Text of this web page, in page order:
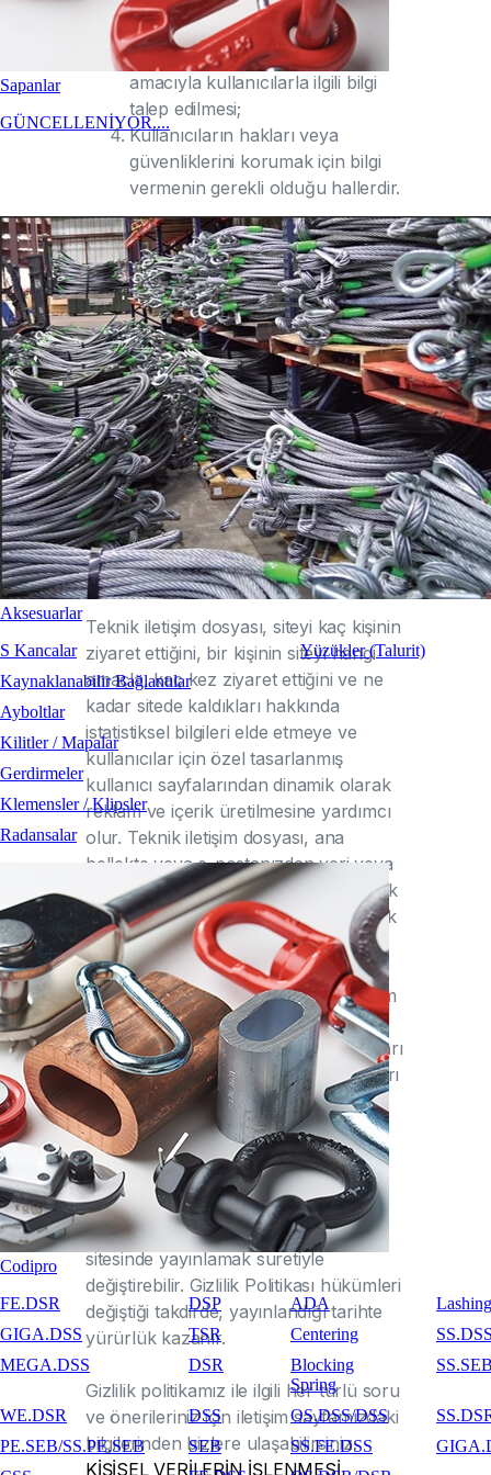
Sapanlar
GÜNCELLENİYOR....
Aksesuarlar
S Kancalar
Kaynaklanabilir Bağlantılar
Ayboltlar
Kilitler / Mapalar
Gerdirmeler
Klemensler / Klipsler
Radansalar
Yüzükler (Talurit)
Codipro
FE.DSR
GIGA.DSS
MEGA.DSS
WE.DSR
PE.SEB/SS.PE.SEB
DSP
TSR
DSR
DSS
SEB
ADA
Centering
Blocking
Spring
OS.DSS/DSS
SS.FE.DSS
Lashing
yürütülen bir araştırma veya
soruşturmanın yürütümü
amacıyla kullanıcılarla ilgili bilgi
talep edilmesi;
Kullanıcıların hakları veya
güvenliklerini korumak için bilgi
vermenin gerekli olduğu hallerdir.
TARAYICI ÇEREZLERİ
ÇETİN BALKAN A.Ş, web sitesini
ziyaret eden kullanıcılar ve
kullanıcıların web sitesini kullanımı
hakkındaki bilgileri teknik bir iletişim
dosyası (Çerez-Cookie) kullanarak elde
edebilir. Bahsi geçen teknik iletişim
dosyaları, ana bellekte saklanmak
üzere bir internet sitesinin kullanıcının
tarayıcısına (browser) gönderdiği
küçük metin dosyalarıdır. Teknik iletişim
dosyası site hakkında durum ve
tercihleri saklayarak İnternet'in
kullanımını kolaylaştırır.
Teknik iletişim dosyası, siteyi kaç kişinin
ziyaret ettiğini, bir kişinin siteyi hangi
amaçla, kaç kez ziyaret ettiğini ve ne
kadar sitede kaldıkları hakkında
istatistiksel bilgileri elde etmeye ve
kullanıcılar için özel tasarlanmış
kullanıcı sayfalarından dinamik olarak
reklam ve içerik üretilmesine yardımcı
olur. Teknik iletişim dosyası, ana
bellekte veya e-postanızdan veri veya
başkaca herhangi bir kişisel bilgi almak
için tasarlanmamıştır. Tarayıcıların pek
çoğu başta teknik iletişim dosyasını
kabul eder biçimde tasarlanmıştır
ancak kullanıcılar dilerse teknik iletişim
dosyasının gelmemesi veya teknik
iletişim dosyasının gönderildiğinde uyarı
verilmesini sağlayacak biçimde ayarları
değiştirebilirler.
Firmamız, işbu "Gizlilik Politikası"
hükümlerini dilediği zaman sitede
yayınlamak veya kullanıcılara
elektronik posta göndermek veya
sitesinde yayınlamak suretiyle
değiştirebilir. Gizlilik Politikası hükümleri
değiştiği takdirde, yayınlandığı tarihte
yürürlük kazanır.
Gizlilik politikamız ile ilgili her türlü soru
ve önerileriniz için iletişim sayfamızdaki
bilgilerinden bizlere ulaşabilirsiniz.
KİŞİSEL VERİLERİN İŞLENMESİ